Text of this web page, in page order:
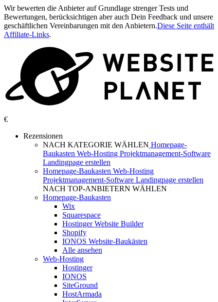
Wir bewerten die Anbieter auf Grundlage strenger Tests und
Bewertungen, berücksichtigen aber auch Dein Feedback und unsere
geschäftlichen Vereinbarungen mit den Anbietern.Diese Seite enthält
Affiliate-Links.
€
Rezensionen
NACH KATEGORIE WÄHLEN Homepage-
Baukasten Web-Hosting Projektmanagement-Software
Landingpage erstellen
Homepage-Baukasten Web-Hosting
Projektmanagement-Software Landingpage erstellen
NACH TOP-ANBIETERN WÄHLEN
Homepage-Baukasten
Wix
Squarespace
Hostinger Website Builder
Shopify
IONOS Website-Baukästen
Alle ansehen
Web-Hosting
Hostinger
IONOS
SiteGround
HostArmada